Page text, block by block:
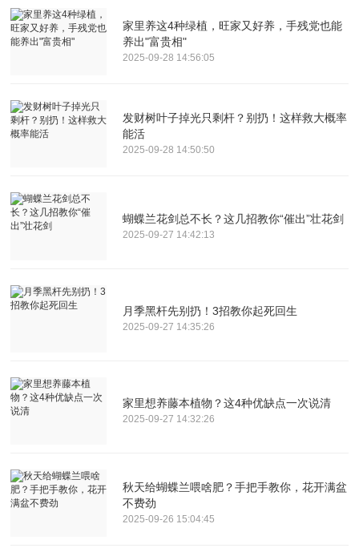
家里养这4种绿植，旺家又好养，手残党也能
养出"富贵相"
2025-09-28 14:56:05
发财树叶子掉光只剩杆？别扔！这样救大概率
能活
2025-09-28 14:50:50
蝴蝶兰花剑总不长？这几招教你“催出”壮花剑
2025-09-27 14:42:13
月季黑杆先别扔！3招教你起死回生
2025-09-27 14:35:26
家里想养藤本植物？这4种优缺点一次说清
2025-09-27 14:32:26
秋天给蝴蝶兰喂啥肥？手把手教你，花开满盆
不费劲
2025-09-26 15:04:45